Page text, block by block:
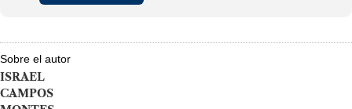
Sobre el autor
ISRAEL
CAMPOS